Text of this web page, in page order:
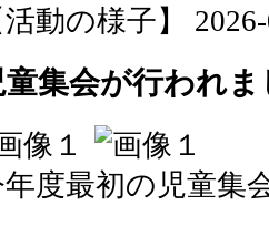
活動の様子】
童集会が行われ
度最初の児童集